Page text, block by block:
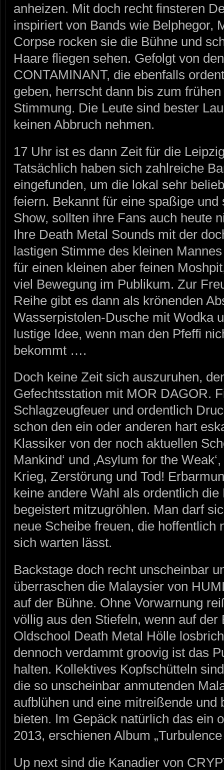
anheizen. Mit doch recht finsteren
inspiriert von Bands wie Belphegor,
Corpse rocken sie die Bühne und
Haare fliegen sehen. Gefolgt von
CONTAMINANT, die ebenfalls
geben, herrscht dann bis zum
Stimmung. Die Leute sind bester
keinen Abbruch nehmen.
17 Uhr ist es dann Zeit für die
Tatsächlich haben sich zahlreiche
eingefunden, um die lokal sehr
feiern. Bekannt für eine spaßige und
Show, sollten ihre Fans auch heute
Ihre Death Metal Sounds mit der
lastigen Stimme des kleinen
für einen kleinen aber feinen
viel Bewegung im Publikum. Zur
Reihe gibt es dann als krönenden
Wasserpistolen-Dusche mit Wodka
lustige Idee, wenn man den Pfeffi
bekommt ….
Doch keine Zeit sich auszuruhen,
Gefechtsstation mit MOR DAGOR.
Schlagzeugfeuer und ordentlich
schon den ein oder anderen hart
Klassiker von der noch aktuellen
Mankind‘ und ‚Asylum for the
Krieg, Zerstörung und Tod!
keine andere Wahl als ordentlich
begeistert mitzugröhlen. Man darf
neue Scheibe freuen, die hoffentlich
sich warten lässt.
Backstage doch recht unscheinbar
überraschen die Malaysier von
auf der Bühne. Ohne Vorwarnung
völlig aus den Stiefeln, wenn auf
Oldschool Death Metal Hölle
dennoch verdammt groovig ist das
halten. Kollektives Kopfschütteln
die so unscheinbar anmutenden
aufblühen und eine mitreißende und
bieten. Im Gepäck natürlich das ein
2013, erschienen Album
Up next sind die Kanadier von